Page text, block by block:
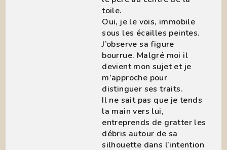
toile.
Oui, je le vois, immobile
sous les écailles peintes.
J’observe sa figure
bourrue. Malgré moi il
devient mon sujet et je
m’approche pour
distinguer ses traits.
Il ne sait pas que je tends
la main vers lui,
entreprends de gratter les
débris autour de sa
silhouette dans l’intention